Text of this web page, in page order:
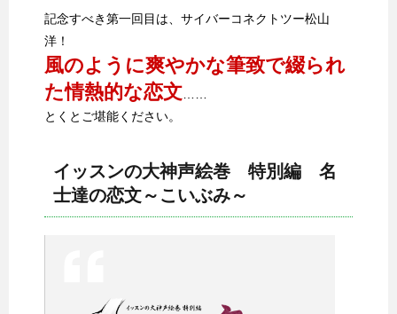
記念すべき第一回目は、サイバーコネクトツー松山
洋！
風のように爽やかな筆致で綴られ
た情熱的な恋文
とくとご堪能ください。
イッスンの大神声絵巻 特別編 名
士達の恋文～こいぶみ～